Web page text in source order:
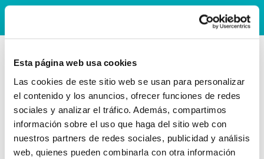
Esta página web usa cookies
Las cookies de este sitio web se usan para personalizar
el contenido y los anuncios, ofrecer funciones de redes
sociales y analizar el tráfico. Además, compartimos
información sobre el uso que haga del sitio web con
nuestros partners de redes sociales, publicidad y análisis
web, quienes pueden combinarla con otra información